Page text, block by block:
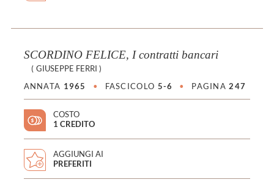
SCORDINO FELICE, I contratti bancari
( GIUSEPPE FERRI )
ANNATA 1965 • FASCICOLO 5-6 • PAGINA247
COSTO
1 CREDITO
AGGIUNGI AI
PREFERITI